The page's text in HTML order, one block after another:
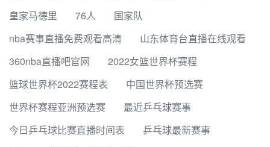
皇家马德里
76人
国家队
nba赛事直播免费观看高清
山东体育台直播在线观看
360nba直播吧官网
2022女篮世界杯赛程
篮球世界杯2022赛程表
中国世界杯预选赛
世界杯赛程亚洲预选赛
最近乒乓球赛事
今日乒乓球比赛直播时间表
乒乓球最新赛事